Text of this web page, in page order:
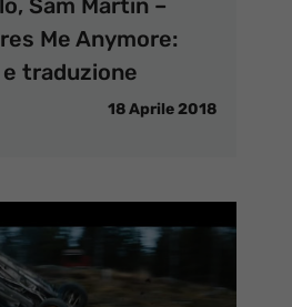
Sam Martin –
Me Anymore:
traduzione
18 Aprile 2018